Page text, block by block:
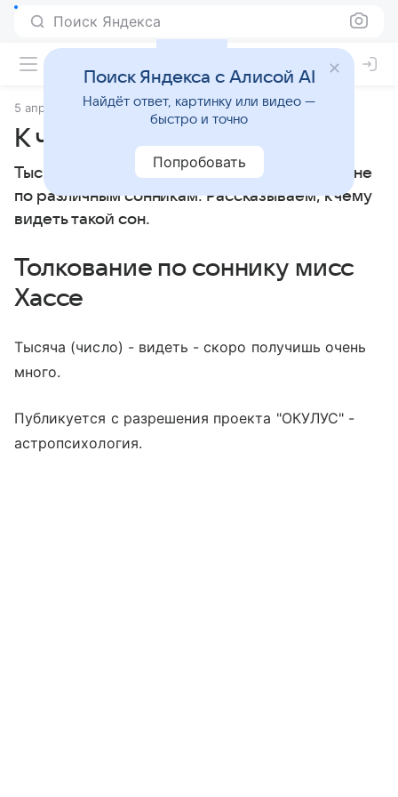
Поиск Яндекса
5 апреля 2010 Сонники
К чему снится Тысяча
Тысяча: толкование сна женщине или мужчине
по различным сонникам. Рассказываем, к чему
видеть такой сон.
Толкование по соннику мисс
Хассе
Тысяча (число) - видеть - скоро получишь очень
много.
Публикуется с разрешения проекта "ОКУЛУС" -
астропсихология.
Поиск Яндекса с Алисой AI
Найдёт ответ, картинку или видео —
быстро и точно
Попробовать